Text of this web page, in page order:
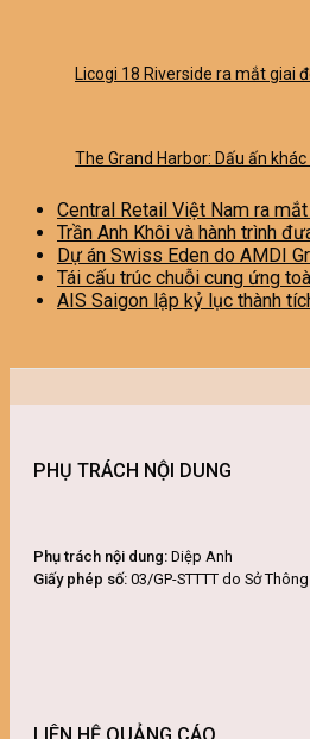
Licogi 18 Riverside ra mắt giai
The Grand Harbor: Dấu ấn
Central Retail Việt Nam ra
Trần Anh Khôi và hành trình
Dự án Swiss Eden do AMDI
Tái cấu trúc chuỗi cung ứng
AIS Saigon lập kỷ lục thành
PHỤ TRÁCH NỘI DUNG
Phụ trách nội dung: Diệp Anh
Giấy phép số: 03/GP-STTTT do Sở
LIÊN HỆ QUẢNG CÁO